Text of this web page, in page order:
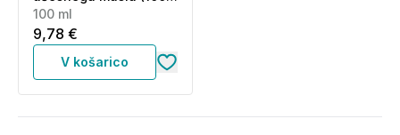
ml)
100 ml
9,78 €
V košarico